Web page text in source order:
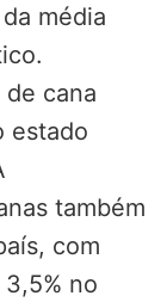
média
cana
estado
também
com
no